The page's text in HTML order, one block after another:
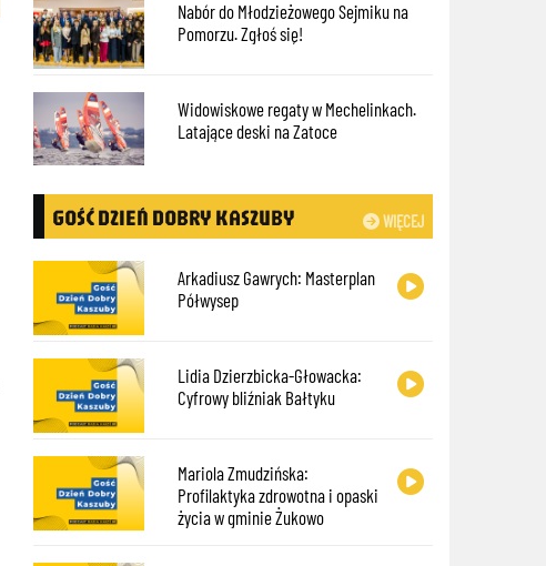
Nabór do Młodzieżowego Sejmiku na
Pomorzu. Zgłoś się!
Widowiskowe regaty w Mechelinkach.
Latające deski na Zatoce
WIĘCEJ
GOŚĆ DZIEŃ DOBRY KASZUBY
Arkadiusz Gawrych: Masterplan
Półwysep
Lidia Dzierzbicka-Głowacka:
Cyfrowy bliźniak Bałtyku
Mariola Zmudzińska:
Profilaktyka zdrowotna i opaski
życia w gminie Żukowo